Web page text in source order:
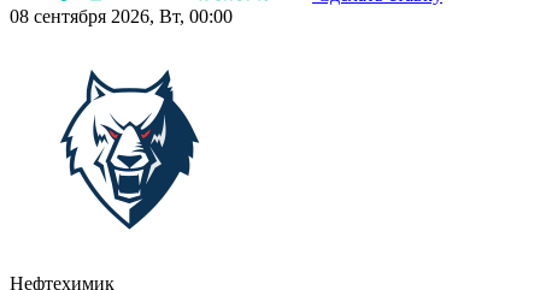
08 сентября 2026, Вт, 00:00
Нефтехимик